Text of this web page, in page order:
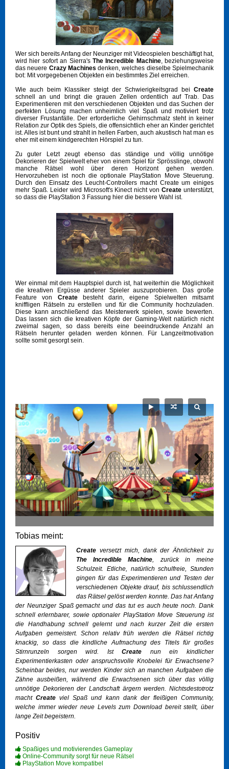
Wer sich bereits Anfang der Neunziger mit Videospielen beschäftigt hat,
wird hier sofort an Sierra's The Incredible Machine, beziehungsweise
das neuere Crazy Machines denken, welches dieselbe Spielmechanik
bot: Mit vorgegebenen Objekten ein bestimmtes Ziel erreichen.
Wie auch beim Klassiker steigt der Schwierigkeitsgrad bei Create
schnell an und bringt die grauen Zellen ordentlich auf Trab. Das
Experimentieren mit den verschiedenen Objekten und das Suchen der
perfekten Lösung machen unheimlich viel Spaß und motiviert trotz
diverser Frustanfälle. Der erforderliche Gehirnschmalz steht in keiner
Relation zur Optik des Spiels, die offensichtlich eher an Kinder gerichtet
ist. Alles ist bunt und strahlt in hellen Farben, auch akustisch hat man es
eher mit einem kindgerechten Hörspiel zu tun.
Zu guter Letzt zeugt ebenso das ständige und völlig unnötige
Dekorieren der Spielwelt eher von einem Spiel für Sprösslinge, obwohl
manche Rätsel wohl über deren Horizont gehen werden.
Hervorzuheben ist noch die optionale PlayStation Move Steuerung.
Durch den Einsatz des Leucht-Controllers macht Create um einiges
mehr Spaß. Leider wird Microsoft's Kinect nicht vonCreate unterstützt,
so dass die PlayStation 3 Fassung hier die bessere Wahl ist.
Wer einmal mit dem Hauptspiel durch ist, hat weiterhin die Möglichkeit
die kreativen Ergüsse anderer Spieler auszuprobieren. Das große
Feature von Createbesteht darin, eigene Spielwelten mitsamt
kniffligen Rätseln zu erstellen und für die Community hochzuladen.
Diese kann anschließend das Meisterwerk spielen, sowie bewerten.
Das lassen sich die kreativen Köpfe der Gaming-Welt natürlich nicht
zweimal sagen, so dass bereits eine beeindruckende Anzahl an
Rätseln herunter geladen werden können. Für Langzeitmotivation
sollte somit gesorgt sein.
Tobias meint:
Create versetzt mich, dank der Ähnlichkeit zu
The Incredible Machine, zurück in meine
Schulzeit. Etliche, natürlich schulfreie, Stunden
gingen für das Experimentieren und Testen der
verschiedenen Objekte drauf, bis schlussendlich
das Rätsel gelöst werden konnte. Das hat Anfang
der Neunziger Spaß gemacht und das tut es auch heute noch. Dank
schnell erlernbarer, sowie optionaler PlayStation Move Steuerung ist
die Handhabung schnell gelernt und nach kurzer Zeit die ersten
Aufgaben gemeistert. Schon relativ früh werden die Rätsel richtig
knackig, so dass die kindliche Aufmachung des Titels für großes
Stirnrunzeln sorgen wird. IstCreate nun ein kindlicher
Experimentierkasten oder anspruchsvolle Knobelei für Erwachsene?
Scheinbar beides, nur werden Kinder sich an manchen Aufgaben die
Zähne ausbeißen, während die Erwachsenen sich über das völlig
unnötige Dekorieren der Landschaft ärgern werden. Nichtsdestotrotz
machtCreate viel Spaß und kann dank der fleißigen Community,
welche immer wieder neue Levels zum Download bereit stellt, über
lange Zeit begeistern.
Positiv
Spaßiges und motivierendes Gameplay
Online-Community sorgt für neue Rätsel
PlayStation Move kompatibel